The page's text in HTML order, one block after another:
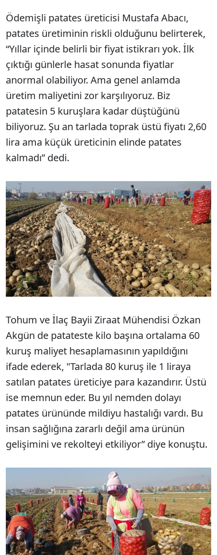
Ödemişli patates üreticisi Mustafa Abacı,
patates üretiminin riskli olduğunu belirterek,
“Yıllar içinde belirli bir fiyat istikrarı yok. İlk
çıktığı günlerle hasat sonunda fiyatlar
anormal olabiliyor. Ama genel anlamda
üretim maliyetini zor karşılıyoruz. Biz
patatesin 5 kuruşlara kadar düştüğünü
biliyoruz. Şu an tarlada toprak üstü fiyatı 2,60
lira ama küçük üreticinin elinde patates
kalmadı” dedi.
Tohum ve İlaç Bayii Ziraat Mühendisi Özkan
Akgün de patateste kilo başına ortalama 60
kuruş maliyet hesaplamasının yapıldığını
ifade ederek, "Tarlada 80 kuruş ile 1 liraya
satılan patates üreticiye para kazandırır. Üstü
ise memnun eder. Bu yıl nemden dolayı
patates ürününde mildiyu hastalığı vardı. Bu
insan sağlığına zararlı değil ama ürünün
gelişimini ve rekolteyi etkiliyor” diye konuştu.